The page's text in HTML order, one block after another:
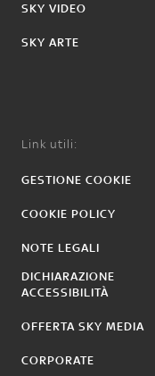
SKY VIDEO
SKY ARTE
Link utili:
GESTIONE COOKIE
COOKIE POLICY
NOTE LEGALI
DICHIARAZIONE
ACCESSIBILITÀ
OFFERTA SKY MEDIA
CORPORATE